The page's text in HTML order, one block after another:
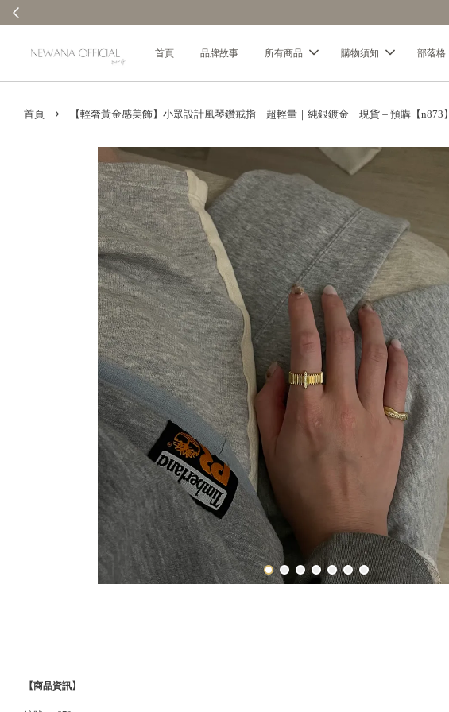
首頁 品牌故事 所有商品 購物須知 部落格
首頁 › 【輕奢黃金感美飾】小眾設計風琴鑽戒指｜超輕量｜純銀鍍金｜現貨＋預購【n873】
【商品資訊】